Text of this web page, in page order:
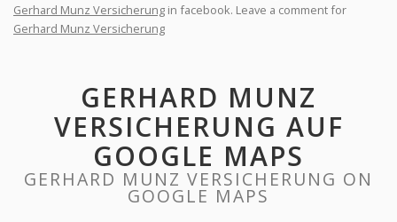
Gerhard Munz Versicherung in facebook. Leave a comment for
Gerhard Munz Versicherung
GERHARD MUNZ
VERSICHERUNG AUF
GOOGLE MAPS
GERHARD MUNZ VERSICHERUNG ON
GOOGLE MAPS